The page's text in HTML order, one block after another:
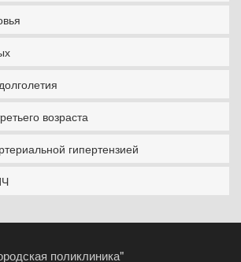
возраста
гипертензией
поликлиника"